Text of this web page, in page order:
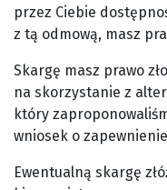
przez Ciebie
z tą odmową, masz
Skargę masz prawo
na skorzystanie z
który
wniosek o
Ewentualną skargę